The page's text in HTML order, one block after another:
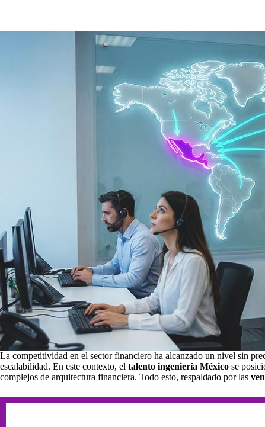
La competitividad en el sector financiero ha alcanzado un nivel sin
escalabilidad. En este contexto, el talento ingeniería México se
complejos de arquitectura financiera. Todo esto, respaldado por las